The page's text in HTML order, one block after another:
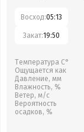
Восход:05:13
Закат:19:50
Температура С°
Ощущается как
Давление, мм
Влажность, %
Ветер, м/с
Вероятность
осадков, %